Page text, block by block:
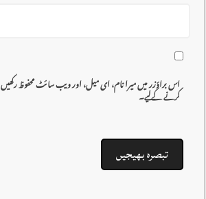
اس براؤزر میں میرا نام، ای میل، اور ویب سائٹ محفوظ
کرنے کےلیے۔